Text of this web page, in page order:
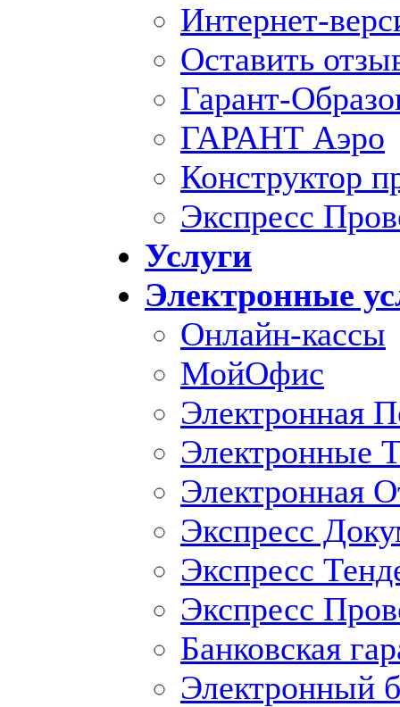
Интернет-
Оставить
Гарант-
ГАРАНТ Аэро
Конструктор
Экспресс
Услуги
Электронные
Онлайн-кассы
МойОфис
Электронная
Электронные
Электронная
Экспресс
Экспресс
Экспресс
Банковская
Электронный